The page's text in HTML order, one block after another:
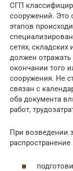
СГП
сооружений. Это
этапов
сетях,
должен
окончании того
сооружения. Не
связан с
оба документа
работ,
При возведении